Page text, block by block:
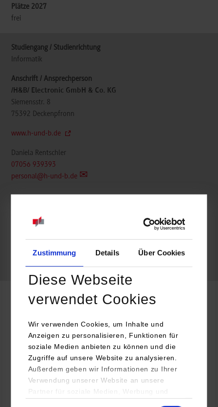
Zustimmung Details Über Cookies
Diese Webseite
verwendet Cookies
Wir verwenden Cookies, um Inhalte und
Anzeigen zu personalisieren, Funktionen für
soziale Medien anbieten zu können und die
Zugriffe auf unsere Website zu analysieren.
Außerdem geben wir Informationen zu Ihrer
Verwendung unserer Website an unsere
Partner für soziale Medien, Werbung und
frei
Informatik
/H&B/ Electronic GmbH & Co. KG
Siemensstr. 8
75392 Deckenpfronn
www.h-und-b.de
Daniela Rentschler
07056 939393
personal@h-und-b.de
Maschinenbau / Allgemeiner Maschinenbau
/H&B/ Electronic GmbH & Co. KG
Siemensstr. 8
75392 Deckenpfronn
www.h-und-b.de
Daniela Rentschler